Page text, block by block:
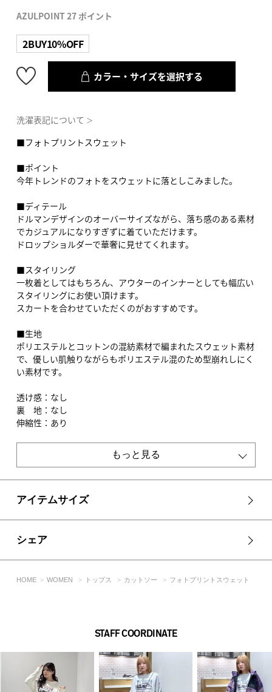
AZULPOINT 27 ポイント
2BUY10%OFF
カラー・サイズを選択する
洗濯表記について ＞
■フォトプリントスウェット
■ポイント
今年トレンドのフォトをスウェットに落としこみました。
■ディテール
ドルマンデザインのオーバーサイズながら、落ち感のある素材
でカジュアルになりすぎずに着ていただけます。
ドロップショルダーで華奢に見せてくれます。
■スタイリング
一枚着としてはもちろん、アウターのインナーとしても幅広い
スタイリングにお使い頂けます。
スカートを合わせていただくのがおすすめです。
■生地
ポリエステルとコットンの混紡素材で編まれたスウェット素材
で、優しい肌触りながらもポリエステル混のため型崩れしにく
い素材です。
透け感：なし
裏 地：なし
伸縮性：あり
■IVOY・BLK モデル身長：171cm、着用サイズ：FREEサイ
異なる場合があります。
り、実物と色味が異なる場合がございます。
※着用、お取り扱いの際は、アテンションタグをご確認くださ
もっと見る
アイテムサイズ
シェア
HOME WOMEN トップス カットソー フォトプリントスウェット
STAFF COORDINATE